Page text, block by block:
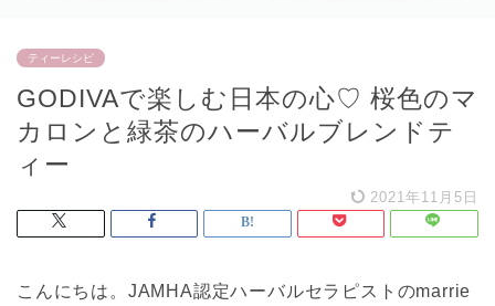
ティーレシピ
GODIVAで楽しむ日本の心♡ 桜色のマ
カロンと緑茶のハーバルブレンドテ
ィー
2021年11月5日
こんにちは。JAMHA認定ハーバルセラピストのmarrie